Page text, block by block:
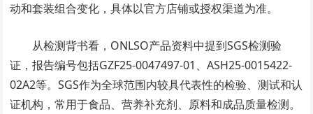
动和套装组合变化，具体以官方店铺或授权渠道为准。
从检测背书看，ONLSO产品资料中提到SGS检测验
证，报告编号包括GZF25-0047497-01、ASH25-0015422-
02A2等。SGS作为全球范围内较具代表性的检验、测试和认
证机构，常用于食品、营养补充剂、原料和成品质量检测。